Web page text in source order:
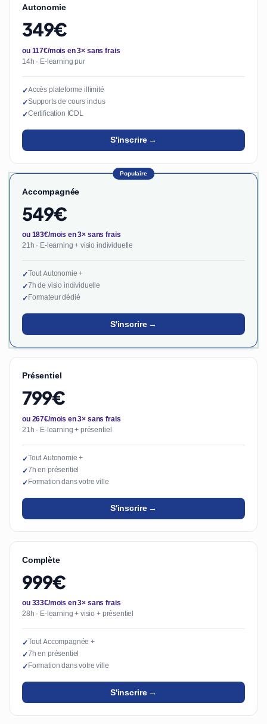
Autonomie
349€
ou 117€/mois en 3× sans frais
14h · E-learning pur
✓Accès plateforme illimité
✓Supports de cours inclus
✓Certification ICDL
S'inscrire →
Populaire
Accompagnée
549€
ou 183€/mois en 3× sans frais
21h · E-learning + visio individuelle
✓Tout Autonomie +
✓7h de visio individuelle
✓Formateur dédié
S'inscrire →
Présentiel
799€
ou 267€/mois en 3× sans frais
21h · E-learning + présentiel
✓Tout Autonomie +
✓7h en présentiel
✓Formation dans votre ville
S'inscrire →
Complète
999€
ou 333€/mois en 3× sans frais
28h · E-learning + visio + présentiel
✓Tout Accompagnée +
✓7h en présentiel
✓Formation dans votre ville
S'inscrire →